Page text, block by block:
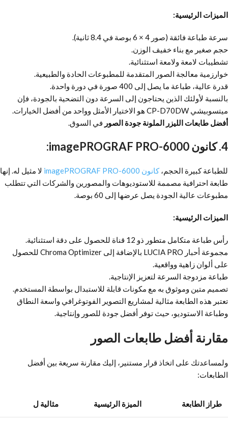
الميزات الرئيسية:
سرعة طباعة فائقة (صور 4 × 6 بوصة في 8.4 ثانية).
حجم صغير مع بناء خفيف الوزن.
تشطيبات لامعة ولامعة استثنائية.
خوارزمية معالجة الصور المتقدمة للمطبوعات الحادة والطبيعية.
قدرة عالية، طباعة ما يصل إلى 400 صورة في دورة واحدة.
بالنسبة لأولئك الذين يحتاجون إلى السرعة دون التضحية بالجودة، فإن
ميتسوبيشي CP-D70DW هو الاختيار الأمثل وواحد من أفضل الخيارات.
أفضل طابعات الليزر الملونة جودة الصور في السوق.
4. كانون imagePROGRAF PRO-6000:
للطباعة كبيرة الحجم،كانون imagePROGRAF PRO-6000
لا مثيل له. إنها
طابعة احترافية مصممة للاستوديوهات والمصورين والشركات التي تتطلب
مطبوعات عالية الجودة يصل عرضها إلى 60 بوصة.
الميزات الرئيسية:
رأس طباعة متكامل متطور ذو 12 قناة للحصول على دقة استثنائية.
مجموعة أحبار LUCIA PRO بالإضافة إلى Chroma Optimizer للحصول
على ألوان زاهية وواقعية.
طباعة مزدوجة السرعة لتعزيز الإنتاجية.
تصميم متين وموثوق به مع مكونات قابلة للاستبدال بواسطة المستخدم.
تعتبر هذه الطابعة مثالية لمشاريع التصوير الفوتوغرافي واسعة النطاق
وطباعة الاستوديو، حيث توفر أفضل جودة للصور وإنتاجية.
مقارنة أفضل طابعات الصور
ولمساعدتك على اتخاذ قرار مستنير، إليك مقارنة سريعة بين أفضل
الطابعات:
طراز الطابعة الميزة الرئيسية مثالية ل